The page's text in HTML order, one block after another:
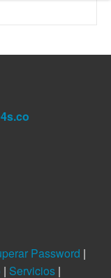
Password |
| Servicios |